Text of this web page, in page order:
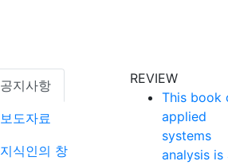
공지사항
보도자료
지식인의 창
REVIEW
This book
applied
systems
analysis is